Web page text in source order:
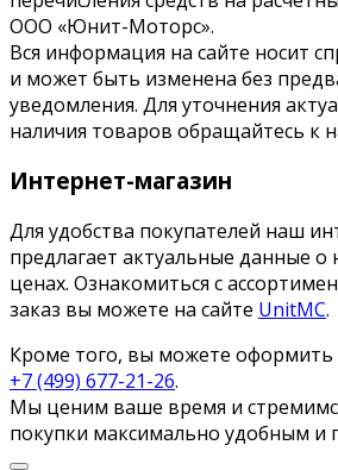
ООО «Юнит-Моторс».
Вся информация на сайте носит
и может быть изменена без
уведомления. Для уточнения
наличия товаров обращайтесь к
Интернет-магазин
Для удобства покупателей наш
предлагает актуальные данные о
ценах. Ознакомиться с
заказ вы можете на сайте UnitMC.
Кроме того, вы можете оформить
+7 (499) 677-21-26.
Мы ценим ваше время и
покупки максимально удобным и